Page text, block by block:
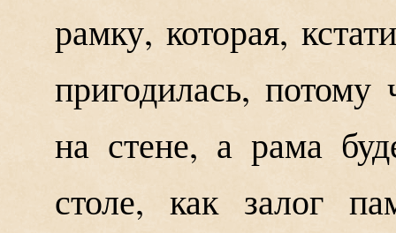
рамку, которая,
пригодилась,
на стене, а рама
столе, как залог